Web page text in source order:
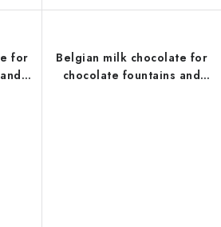
for
Belgian milk chocolate for
chocolate fountains and